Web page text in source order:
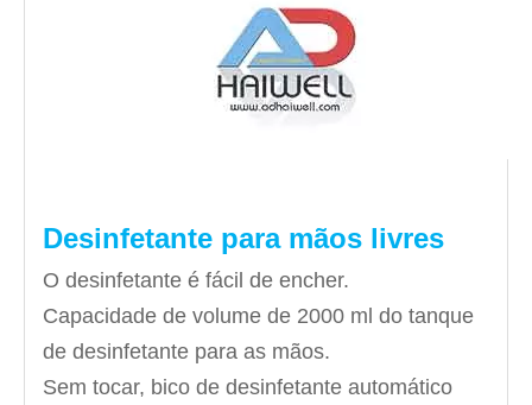
Desinfetante para mãos livres
O desinfetante é fácil de encher.
Capacidade de volume de 2000 ml do tanque
de desinfetante para as mãos.
Sem tocar, bico de desinfetante automático